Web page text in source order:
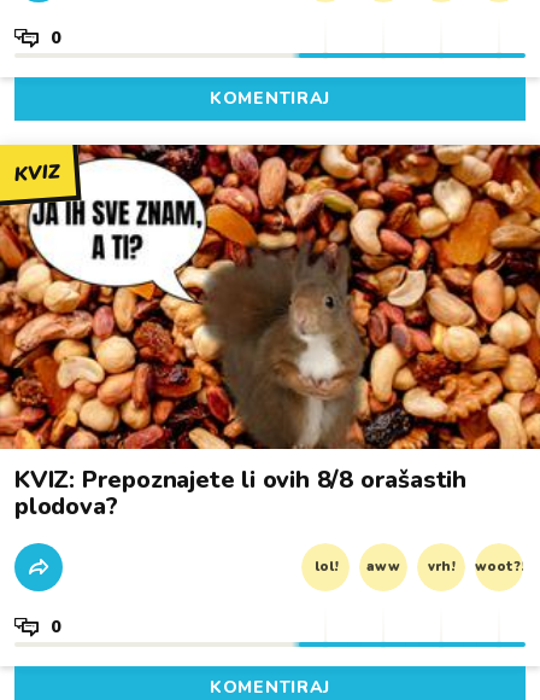
0
KOMENTIRAJ
KVIZ
KVIZ: Prepoznajete li ovih 8/8 orašastih
plodova?
lol! aww vrh! woot?!
0
KOMENTIRAJ